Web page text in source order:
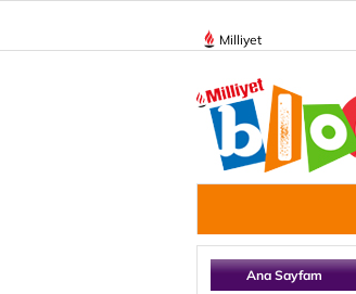
Milliyet
Ana Sayfam